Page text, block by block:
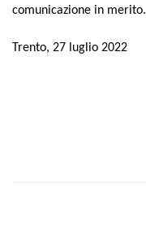
comunicazione in merito.
Trento, 27 luglio 2022